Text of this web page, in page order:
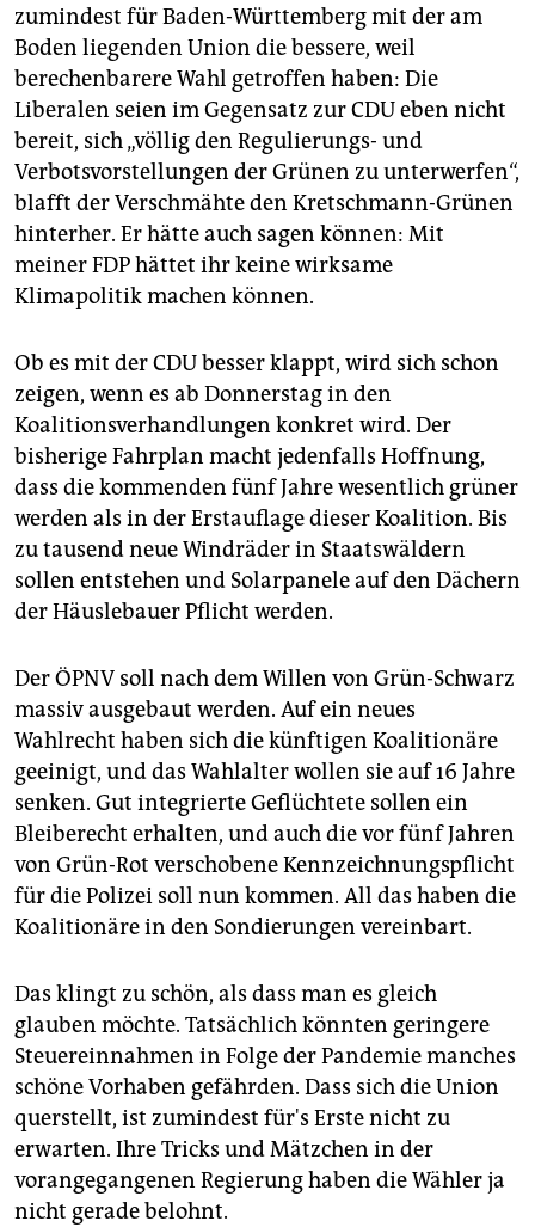
zumindest für Baden-Württemberg mit der am
Boden liegenden Union die bessere, weil
berechenbarere Wahl getroffen haben: Die
Liberalen seien im Gegensatz zur CDU eben nicht
bereit, sich „völlig den Regulierungs- und
Verbotsvorstellungen der Grünen zu unterwerfen“,
blafft der Verschmähte den Kretschmann-Grünen
hinterher. Er hätte auch sagen können: Mit
meiner FDP hättet ihr keine wirksame
Klimapolitik machen können.
Ob es mit der CDU besser klappt, wird sich schon
zeigen, wenn es ab Donnerstag in den
Koalitionsverhandlungen konkret wird. Der
bisherige Fahrplan macht jedenfalls Hoffnung,
dass die kommenden fünf Jahre wesentlich grüner
werden als in der Erstauflage dieser Koalition. Bis
zu tausend neue Windräder in Staatswäldern
sollen entstehen und Solarpanele auf den Dächern
der Häuslebauer Pflicht werden.
Der ÖPNV soll nach dem Willen von Grün-Schwarz
massiv ausgebaut werden. Auf ein neues
Wahlrecht haben sich die künftigen Koalitionäre
geeinigt, und das Wahlalter wollen sie auf 16 Jahre
senken. Gut integrierte Geflüchtete sollen ein
Bleiberecht erhalten, und auch die vor fünf Jahren
von Grün-Rot verschobene Kennzeichnungspflicht
für die Polizei soll nun kommen. All das haben die
Koalitionäre in den Sondierungen vereinbart.
Das klingt zu schön, als dass man es gleich
glauben möchte. Tatsächlich könnten geringere
Steuereinnahmen in Folge der Pandemie manches
schöne Vorhaben gefährden. Dass sich die Union
querstellt, ist zumindest für's Erste nicht zu
erwarten. Ihre Tricks und Mätzchen in der
vorangegangenen Regierung haben die Wähler ja
nicht gerade belohnt.